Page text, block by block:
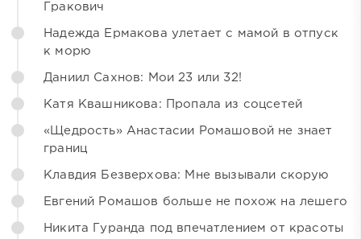
Гракович
Надежда Ермакова улетает с мамой в отпуск
к морю
Даниил Сахнов: Мои 23 или 32!
Катя Квашникова: Пропала из соцсетей
«Щедрость» Анастасии Ромашовой не знает
границ
Клавдия Безверхова: Мне вызывали скорую
Евгений Ромашов больше не похож на лешего
Никита Гуранда под впечатлением от красоты